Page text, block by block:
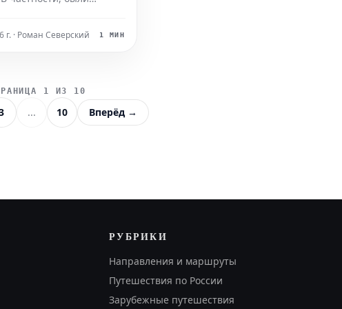
присоединять
получения этих
с помощью чистой и
г. · Роман Северский 1 МИН
1 ИЗ 10
... 10 Вперёд →
РУБРИКИ
Направления и маршруты
Путешествия по России
Зарубежные путешествия